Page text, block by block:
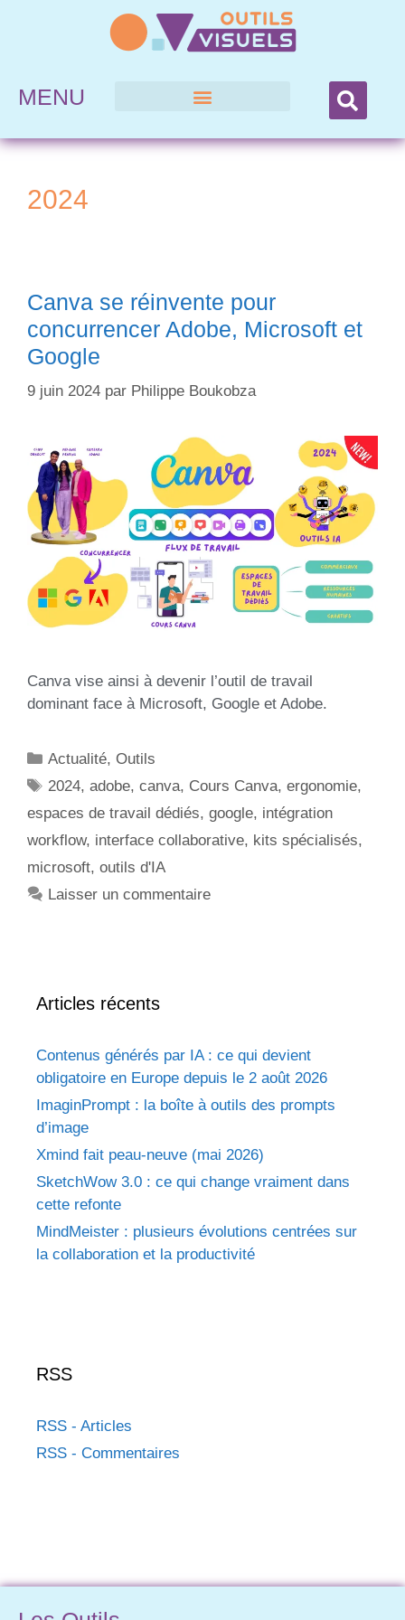
MENU
2024
Canva se réinvente pour
concurrencer Adobe, Microsoft et
Google
9 juin 2024 par Philippe Boukobza
Canva vise ainsi à devenir l’outil de travail
dominant face à Microsoft, Google et Adobe.
Actualité,Outils
2024,adobe,canva, Cours Canva,ergonomie,
espaces de travail dédiés, google, intégration
workflow, interface collaborative, kits spécialisés,
microsoft, outils d'IA
Laisser un commentaire
Articles récents
Contenus générés par IA : ce qui devient
obligatoire en Europe depuis le 2 août 2026
ImaginPrompt : la boîte à outils des prompts
d’image
Xmind fait peau-neuve (mai 2026)
SketchWow 3.0 : ce qui change vraiment dans
cette refonte
MindMeister : plusieurs évolutions centrées sur
la collaboration et la productivité
RSS
RSS - Articles
RSS - Commentaires